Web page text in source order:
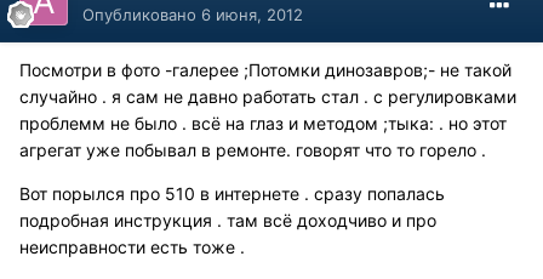
Опубликовано 6 июня, 2012
Посмотри в фото -галерее ;Потомки динозавров;- не такой
случайно . я сам не давно работать стал . с регулировками
проблемм не было . всё на глаз и методом ;тыка: . но этот
агрегат уже побывал в ремонте. говорят что то горело .
Вот порылся про 510 в интернете . сразу попалась
подробная инструкция . там всё доходчиво и про
неисправности есть тоже .